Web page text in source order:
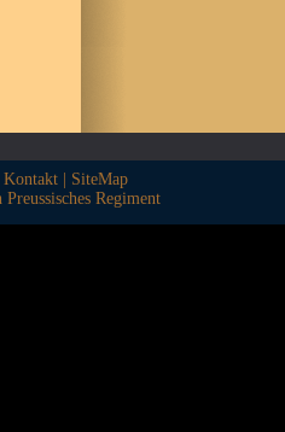
Kontakt
SiteMap
Regiment